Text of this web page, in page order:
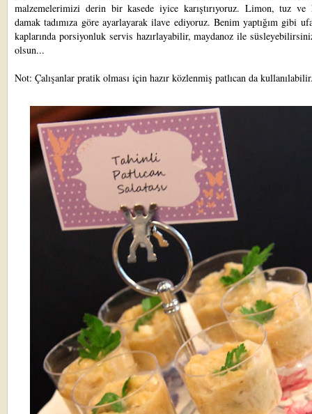
malzemelerimizi derin bir kasede iyice karıştırıyoruz. Limon, tuz ve
damak tadımıza göre ayarlayarak ilave ediyoruz. Benim yaptığım gibi
kaplarında porsiyonluk servis hazırlayabilir, maydanoz ile
olsun...
Not: Çalışanlar pratik olması için hazır közlenmiş patlıcan da